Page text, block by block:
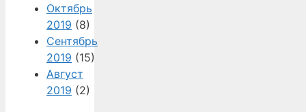
Октябрь
2019 (8)
Сентябрь
2019 (15)
Август
2019 (2)